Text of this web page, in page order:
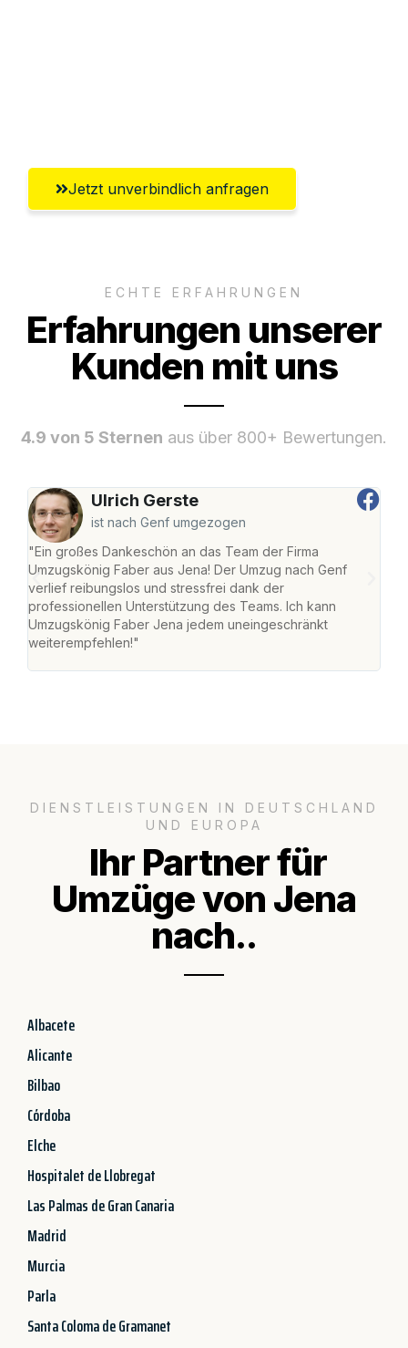
Jetzt unverbindlich anfragen
ECHTE ERFAHRUNGEN
Erfahrungen unserer
Kunden mit uns
4.9 von 5 Sternen aus über 800+ Bewertungen.
Ulrich Gerste
ist nach Genf umgezogen
"Ein großes Dankeschön an das Team der Firma
Umzugskönig Faber aus Jena! Der Umzug nach Genf
verlief reibungslos und stressfrei dank der
professionellen Unterstützung des Teams. Ich kann
Umzugskönig Faber Jena jedem uneingeschränkt
weiterempfehlen!"
DIENSTLEISTUNGEN IN DEUTSCHLAND
UND EUROPA
Ihr Partner für
Umzüge von Jena
nach..
Albacete
Alicante
Bilbao
Córdoba
Elche
Hospitalet de Llobregat
Las Palmas de Gran Canaria
Madrid
Murcia
Parla
Santa Coloma de Gramanet